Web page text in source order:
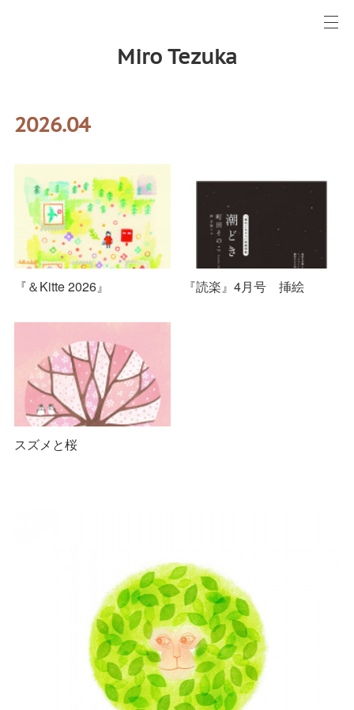
Miro Tezuka
2026.04
『＆Kitte 2026』 『読楽』4月号 挿絵
スズメと桜